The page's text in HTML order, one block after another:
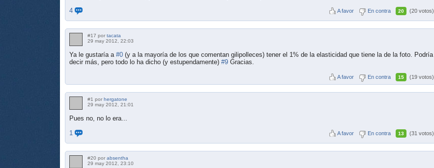
4
A favor En contra 20 (20 votos)
#17 por tacata
29 may 2012, 22:03
Ya le gustaría a #0 (y a la mayoría de los que comentan gilipolleces) tener el 1% de la elasticidad que tiene la de la foto. Podría
decir más, pero todo lo ha dicho (y estupendamente) #9 Gracias.
A favor En contra 15 (19 votos)
#1 por hergatone
29 may 2012, 21:01
Pues no, no lo era...
1
A favor En contra 13 (31 votos)
#20 por absentha
29 may 2012, 23:10